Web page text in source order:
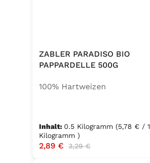
ZABLER PARADISO BIO
PAPPARDELLE 500G
100% Hartweizen
Inhalt: 0.5 Kilogramm (5,78 € / 1
Kilogramm )
Verkaufspreis:
2,89 € Regulärer Preis:
3,29 €